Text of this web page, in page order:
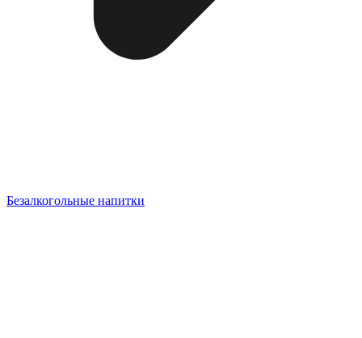
Безалкогольные напитки